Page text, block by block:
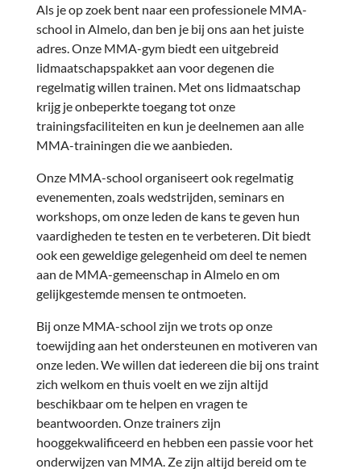
Als je op zoek bent naar een professionele MMA-
school in Almelo, dan ben je bij ons aan het juiste
adres. Onze MMA-gym biedt een uitgebreid
lidmaatschapspakket aan voor degenen die
regelmatig willen trainen. Met ons lidmaatschap
krijg je onbeperkte toegang tot onze
trainingsfaciliteiten en kun je deelnemen aan alle
MMA-trainingen die we aanbieden.
Onze MMA-school organiseert ook regelmatig
evenementen, zoals wedstrijden, seminars en
workshops, om onze leden de kans te geven hun
vaardigheden te testen en te verbeteren. Dit biedt
ook een geweldige gelegenheid om deel te nemen
aan de MMA-gemeenschap in Almelo en om
gelijkgestemde mensen te ontmoeten.
Bij onze MMA-school zijn we trots op onze
toewijding aan het ondersteunen en motiveren van
onze leden. We willen dat iedereen die bij ons traint
zich welkom en thuis voelt en we zijn altijd
beschikbaar om te helpen en vragen te
beantwoorden. Onze trainers zijn
hooggekwalificeerd en hebben een passie voor het
onderwijzen van MMA. Ze zijn altijd bereid om te